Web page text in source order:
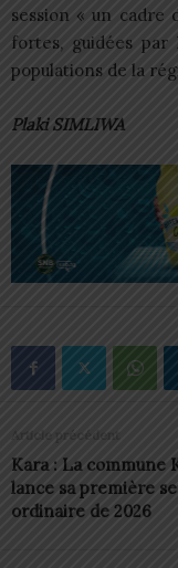
session « un cadre
fortes, guidées
populations de la
Plaki SIMLIWA
Article précédent
Kara : La commune
lance sa première
ordinaire de 2026